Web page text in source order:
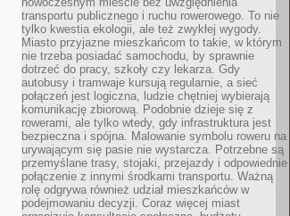
transportu publicznego i ruchu rowerowego. To nie
tylko kwestia ekologii, ale też zwykłej wygody.
Miasto przyjazne mieszkańcom to takie, w którym
nie trzeba posiadać samochodu, by sprawnie
dotrzeć do pracy, szkoły czy lekarza. Gdy
autobusy i tramwaje kursują regularnie, a sieć
połączeń jest logiczna, ludzie chętniej wybierają
komunikację zbiorową. Podobnie dzieje się z
rowerami, ale tylko wtedy, gdy infrastruktura jest
bezpieczna i spójna. Malowanie symbolu roweru na
urywającym się pasie nie wystarcza. Potrzebne są
przemyślane trasy, stojaki, przejazdy i odpowiednie
połączenie z innymi środkami transportu. Ważną
rolę odgrywa również udział mieszkańców w
podejmowaniu decyzji. Coraz więcej miast